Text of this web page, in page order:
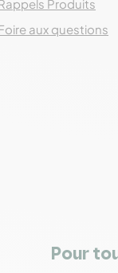
Produits
aux questions
Pour